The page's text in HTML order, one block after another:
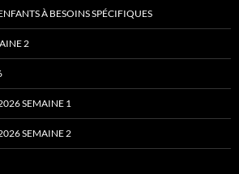
À BESOINS SPÉCIFIQUES
2
SEMAINE 1
SEMAINE 2